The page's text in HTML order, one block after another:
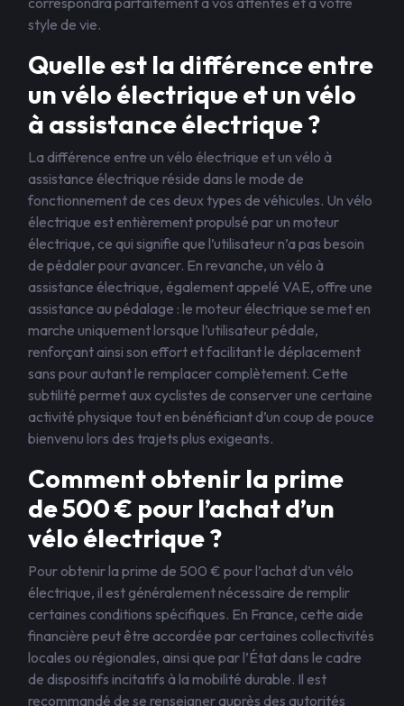
style de vie.
Quelle est la différence entre
un vélo électrique et un vélo
à assistance électrique ?
La différence entre un vélo électrique et un vélo à
assistance électrique réside dans le mode de
fonctionnement de ces deux types de véhicules. Un vélo
électrique est entièrement propulsé par un moteur
électrique, ce qui signifie que l’utilisateur n’a pas besoin
de pédaler pour avancer. En revanche, un vélo à
assistance électrique, également appelé VAE, offre une
assistance au pédalage : le moteur électrique se met en
marche uniquement lorsque l’utilisateur pédale,
renforçant ainsi son effort et facilitant le déplacement
sans pour autant le remplacer complètement. Cette
subtilité permet aux cyclistes de conserver une certaine
activité physique tout en bénéficiant d’un coup de pouce
bienvenu lors des trajets plus exigeants.
Comment obtenir la prime
de 500 € pour l’achat d’un
vélo électrique ?
Pour obtenir la prime de 500 € pour l’achat d’un vélo
électrique, il est généralement nécessaire de remplir
certaines conditions spécifiques. En France, cette aide
financière peut être accordée par certaines collectivités
locales ou régionales, ainsi que par l’État dans le cadre
de dispositifs incitatifs à la mobilité durable. Il est
recommandé de se renseigner auprès des autorités